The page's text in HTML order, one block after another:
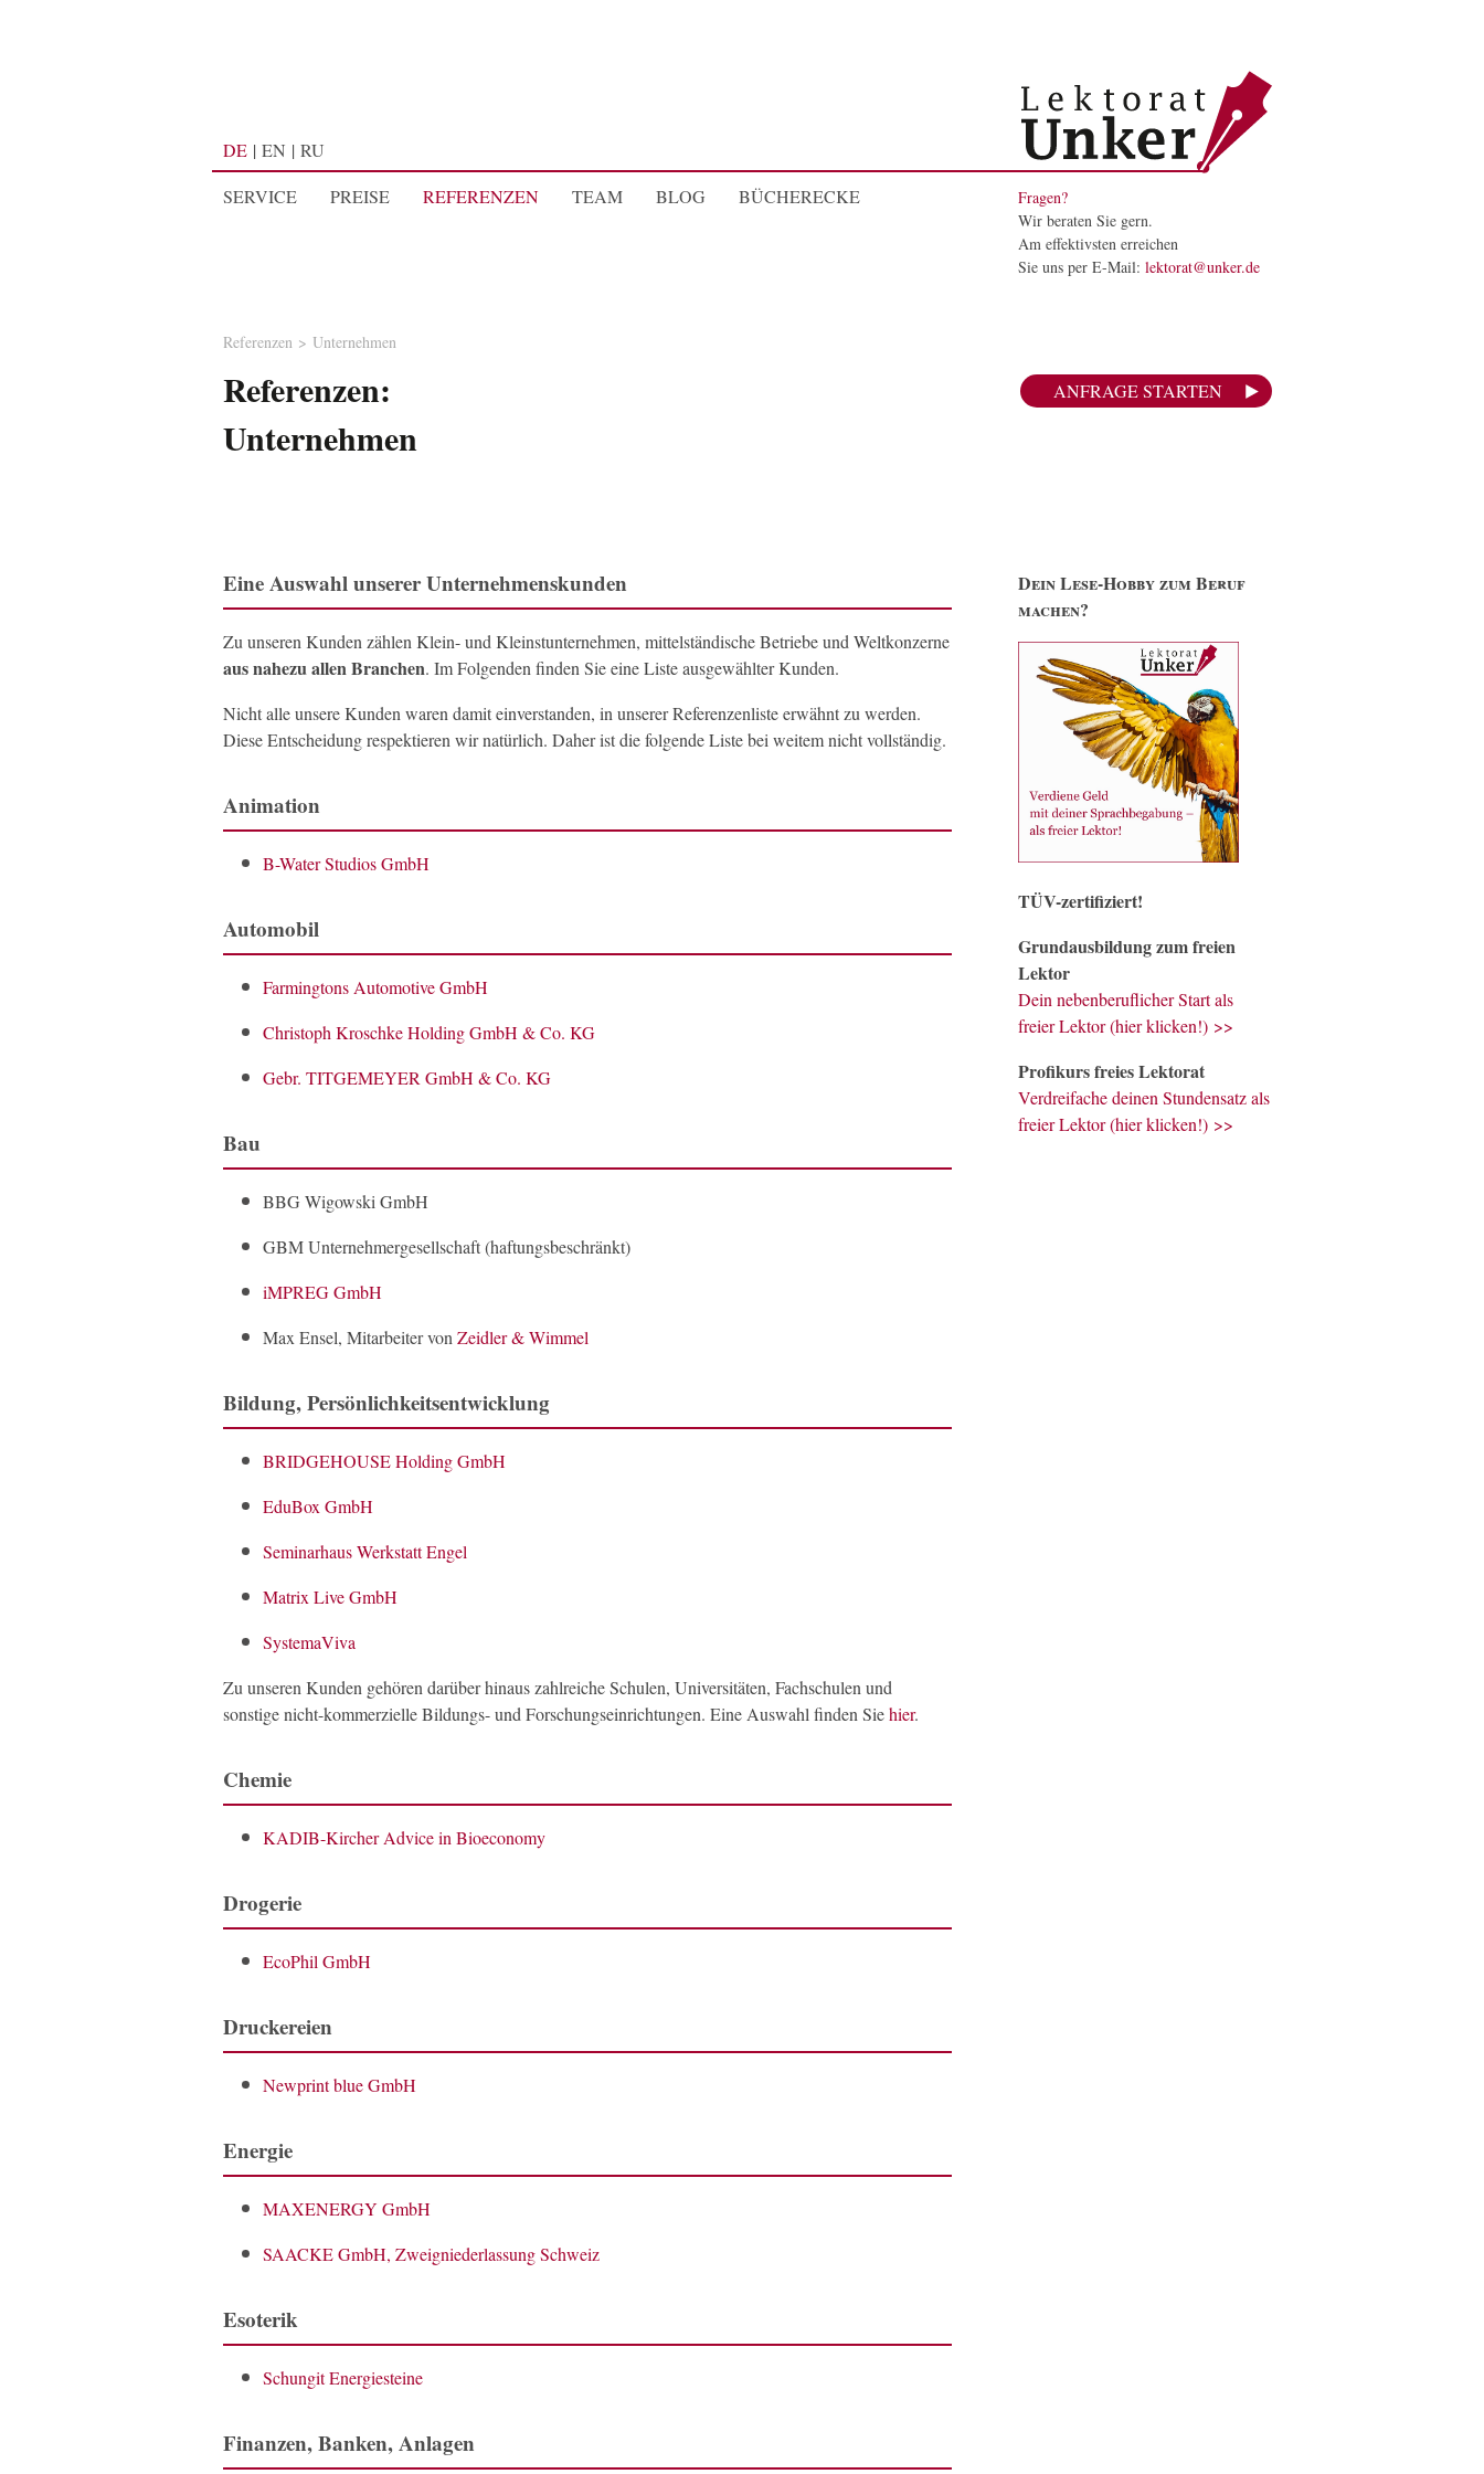
DE EN
RU
SERVICE
PREISE REFERENZEN TEAM BLOG BÜCHERECKE
Fragen?
Wir beraten Sie gern.
Am effektivsten erreichen
Sie uns per E-Mail: lektorat@unker.de
Referenzen Unternehmen
Referenzen:
Unternehmen
ANFRAGE STARTEN
Eine Auswahl unserer Unternehmenskunden
Zu unseren Kunden zählen Klein- und Kleinstunternehmen, mittelständische Betriebe und Weltkonzerne
aus nahezu allen Branchen. Im Folgenden finden Sie eine Liste ausgewählter Kunden.
Nicht alle unsere Kunden waren damit einverstanden, in unserer Referenzenliste erwähnt zu werden.
Diese Entscheidung respektieren wir natürlich. Daher ist die folgende Liste bei weitem nicht vollständig.
Animation
B-Water Studios GmbH
Automobil
Farmingtons Automotive GmbH
Christoph Kroschke Holding GmbH & Co. KG
Gebr. TITGEMEYER GmbH & Co. KG
Bau
BBG Wigowski GmbH
GBM Unternehmergesellschaft (haftungsbeschränkt)
iMPREG GmbH
Max Ensel, Mitarbeiter von Zeidler & Wimmel
Bildung, Persönlichkeitsentwicklung
BRIDGEHOUSE Holding GmbH
EduBox GmbH
Seminarhaus Werkstatt Engel
Matrix Live GmbH
SystemaViva
Zu unseren Kunden gehören darüber hinaus zahlreiche Schulen, Universitäten, Fachschulen und
sonstige nicht-kommerzielle Bildungs- und Forschungseinrichtungen. Eine Auswahl finden Siehier.
Chemie
KADIB-Kircher Advice in Bioeconomy
Drogerie
EcoPhil GmbH
Druckereien
Newprint blue GmbH
Energie
MAXENERGY GmbH
SAACKE GmbH, Zweigniederlassung Schweiz
Esoterik
Schungit Energiesteine
Finanzen, Banken, Anlagen
Dein Lese-Hobby zum Beruf
machen?
TÜV-zertifiziert!
Grundausbildung zum freien
Lektor
Dein nebenberuflicher Start als
freier Lektor (hier klicken!) >>
Profikurs freies Lektorat
Verdreifache deinen Stundensatz als
freier Lektor (hier klicken!) >>